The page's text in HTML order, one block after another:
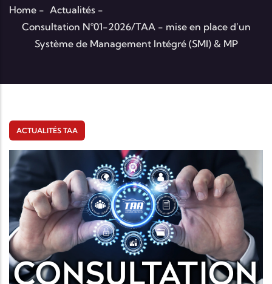
Home - Actualités -
Consultation N°01-2026/TAA - mise en place d’un
Système de Management Intégré (SMI) & MP
ACTUALITÉS TAA